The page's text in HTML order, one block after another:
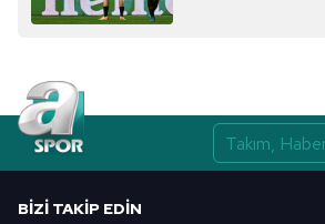
almak için lütfentıklayınız
BIZI TAKIP EDIN